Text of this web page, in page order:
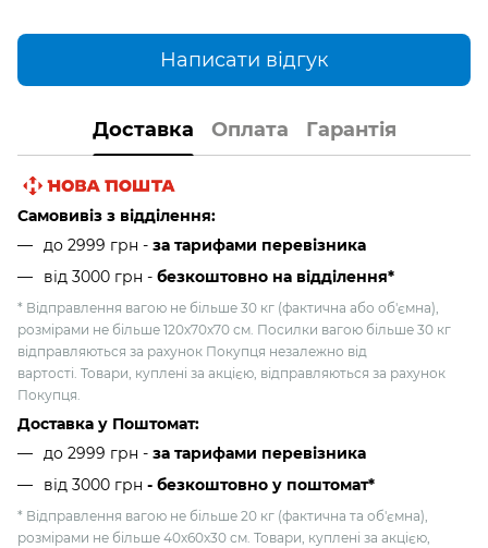
Написати відгук
Доставка Оплата Гарантія
Самовивіз з відділення:
до 2999 грн - за тарифами перевізника
від 3000 грн - безкоштовно на відділення*
* Відправлення вагою не більше 30 кг (фактична або об'ємна),
розмірами не більше 120х70х70 см. Посилки вагою більше 30 кг
відправляються за рахунок Покупця незалежно від
вартості. Товари, куплені за акцією, відправляються за рахунок
Покупця.
Доставка у Поштомат:
до 2999 грн - за тарифами перевізника
від 3000 грн - безкоштовно у поштомат*
* Відправлення вагою не більше 20 кг (фактична та об'ємна),
розмірами не більше 40х60х30 см. Товари, куплені за акцією,